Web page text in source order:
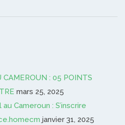
CAMEROUN : 05 POINTS
mars 25, 2025
Cameroun : S’inscrire
janvier 31, 2025